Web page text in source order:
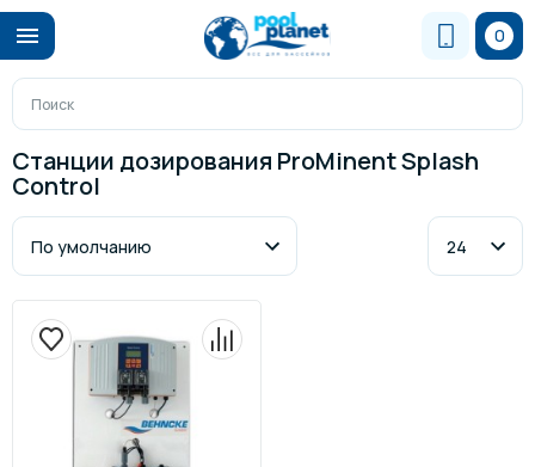
0
Станции дозирования ProMinent Splash
Control